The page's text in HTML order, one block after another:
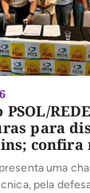
PSOL/
para
confira
uma
pela